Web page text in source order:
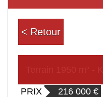
< Retour
PRIX 216 000 €